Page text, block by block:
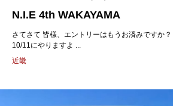
N.I.E 4th WAKAYAMA
さてさて 皆様、エントリーはもうお済みですか？ 今年も残暑残る中、
10/11にやりますよ ...
近畿